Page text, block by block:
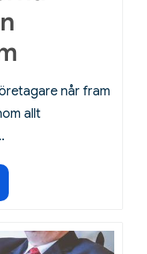
når fram
allt